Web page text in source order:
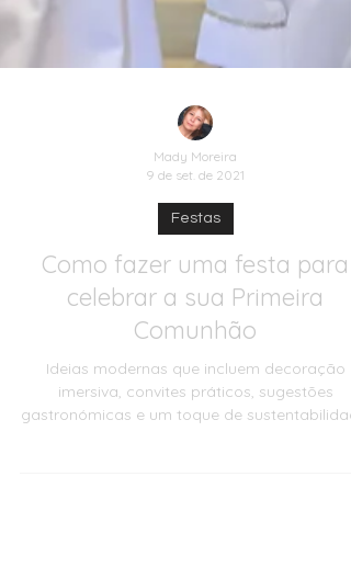
Mady Moreira
9 de set. de 2021
Como fazer uma festa para
celebrar a sua Primeira